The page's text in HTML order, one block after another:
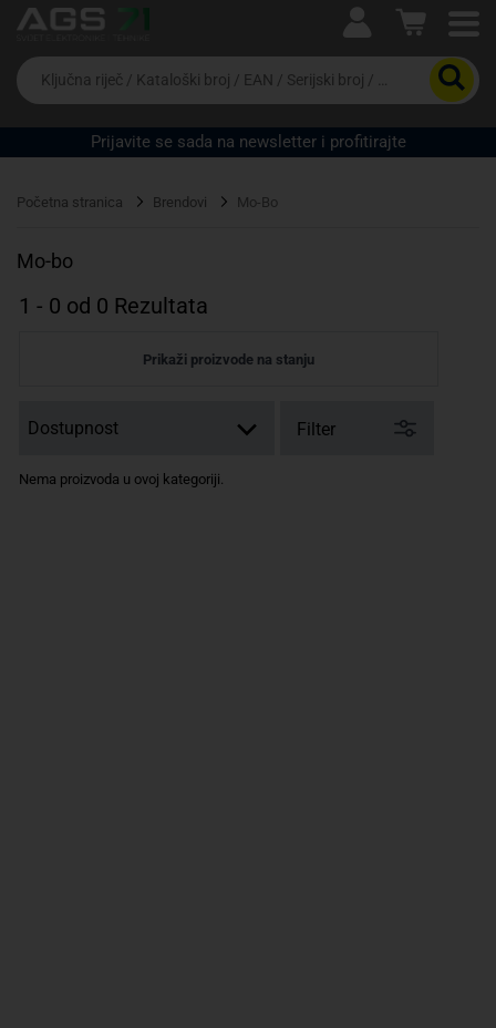
Ova postavka prilagođava asortiman proizvoda i
cijene vašim potrebama.
Da
biste
potražili
proizvod,
unesite
riječ,
EAN
serijski
Prijavite se sada na newsletter i profitirajte
Početna stranica Brendovi Mo-Bo
Mo-bo
1 - 0 od 0 Rezultata
Prikaži proizvode na stanju
Filter
Nema proizvoda u ovoj kategoriji.